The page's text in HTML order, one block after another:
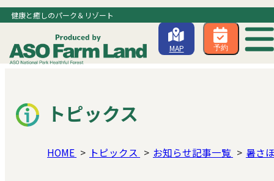
健康と癒しのパーク＆リゾート
MAP 予約
トピックス
HOME トピックス お知らせ記事一覧 暑さ